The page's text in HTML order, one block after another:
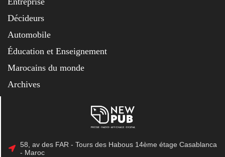
Décideurs
Automobile
Éducation et Enseignement
Marocains du monde
Archives
58, av des FAR - Tours des Habous 14ème étage Casablanca
- Maroc